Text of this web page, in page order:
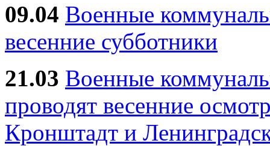
09.04 Военные
весенние субботники
21.03 Военные
проводят весенние
Кронштадт и